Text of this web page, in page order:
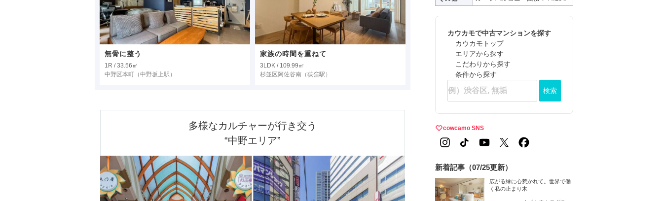
無骨に整う
1R / 33.56㎡
中野区本町 （中野坂上駅）
家族の時間を重ねて
3LDK / 109.99㎡
杉並区阿佐谷南 （荻窪駅）
多様なカルチャーが行き交う
“中野エリア”
カウカモで中古マンションを探す
カウカモトップ
エリアから探す
こだわりから探す
条件から探す
検索
cowcamo SNS
新着記事（07/25更新）
広がる緑に心惹かれて。世界で働
く私の止まり木